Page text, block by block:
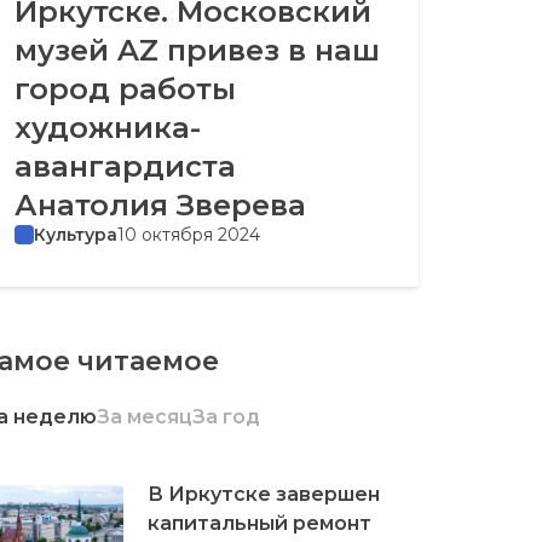
Иркутске. Московский
музей AZ привез в наш
город работы
художника-
авангардиста
Анатолия Зверева
Культура10 октября 2024
читаемое
неделюЗа месяцЗа год
В Иркутске завершен
капитальный ремонт